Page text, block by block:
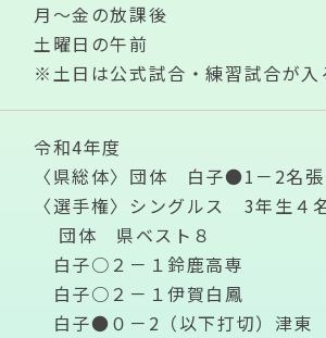
月～金の放課後
土曜日の午前
※土日は公式試合・練習試合が入
令和4年度
〈県総体〉団体 白子●1－2名張
〈選手権〉シングルス 3年生４
団体 県ベスト８
白子○２－１鈴鹿高専
白子○２－１伊賀白鳳
白子●０－2（以下打切）津東